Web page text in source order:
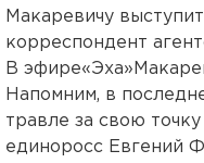
Макаревичу
корреспондент
В
Напомним, в
травле за свою
единоросс Евгений